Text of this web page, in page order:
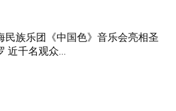
民族乐团《中国色》音乐会亮相圣
近千名观众...